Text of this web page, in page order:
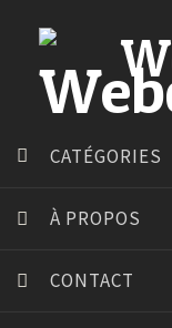
CATÉGORIES
À PROPOS
CONTACT